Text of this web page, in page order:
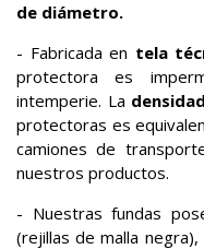
de diámetro.
- Fabricada en tela
protectora es
intemperie. La
protectoras es
camiones de
nuestros productos.
- Nuestras fundas
(rejillas de malla